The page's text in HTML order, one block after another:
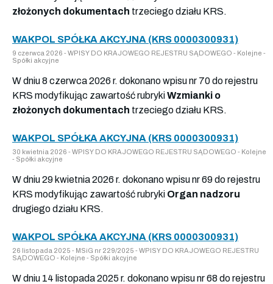
złożonych dokumentach trzeciego działu KRS.
WAKPOL SPÓŁKA AKCYJNA (KRS 0000300931)
9 czerwca 2026 - WPISY DO KRAJOWEGO REJESTRU SĄDOWEGO - Kolejne -
Spółki akcyjne
W dniu 8 czerwca 2026 r. dokonano wpisu nr 70 do rejestru
KRS modyfikując zawartość rubrykiWzmianki o
złożonych dokumentach trzeciego działu KRS.
WAKPOL SPÓŁKA AKCYJNA (KRS 0000300931)
30 kwietnia 2026 - WPISY DO KRAJOWEGO REJESTRU SĄDOWEGO - Kolejne
- Spółki akcyjne
W dniu 29 kwietnia 2026 r. dokonano wpisu nr 69 do rejestru
KRS modyfikując zawartość rubryki Organ nadzoru
drugiego działu KRS.
WAKPOL SPÓŁKA AKCYJNA (KRS 0000300931)
26 listopada 2025 - MSiG nr 229/2025 - WPISY DO KRAJOWEGO REJESTRU
SĄDOWEGO - Kolejne - Spółki akcyjne
W dniu 14 listopada 2025 r. dokonano wpisu nr 68 do rejestru